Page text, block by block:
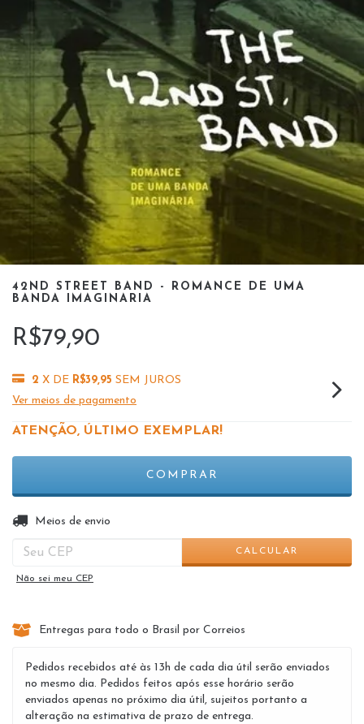
42ND STREET BAND - ROMANCE DE UMA
BANDA IMAGINARIA
R$79,90
2 X DE R$39,95 SEM JUROS
Ver meios de pagamento
ATENÇÃO, ÚLTIMO EXEMPLAR!
Entregas para o CEP:
Meios de envio
CALCULAR
Não sei meu CEP
Entregas para todo o Brasil por Correios
Pedidos recebidos até às 13h de cada dia útil serão enviados
no mesmo dia. Pedidos feitos após esse horário serão
enviados apenas no próximo dia útil, sujeitos portanto a
alteração na estimativa de prazo de entrega.